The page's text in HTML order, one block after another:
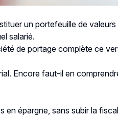
un portefeuille de
salarié.
de portage complète ce
Encore faut-il en
épargne, sans subir la